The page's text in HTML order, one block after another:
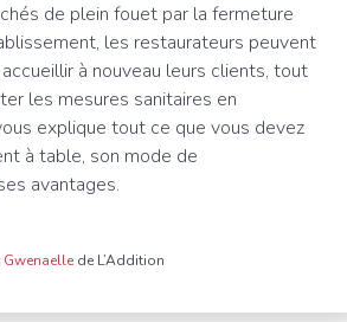
de plein fouet par la fermeture
les restaurateurs peuvent
à nouveau leurs clients, tout
les mesures sanitaires en
explique tout ce que vous devez
à table, son mode de
avantages.
Gwenaelle de L’Addition